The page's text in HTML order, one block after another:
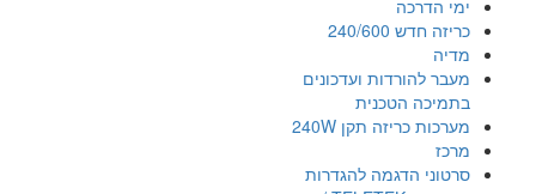
ימי הדרכה
כריזה חדש 240/600
מדיה
מעבר להורדות ועדכונים
בתמיכה הטכנית
מערכות כריזה תקן 240W
מרכז
סרטוני הדגמה להגדרות